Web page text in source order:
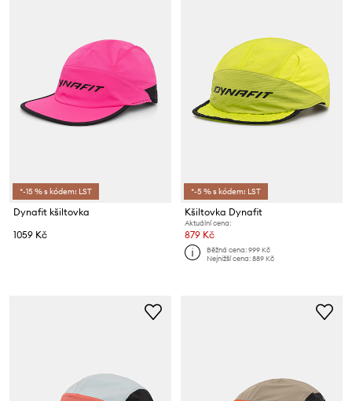
*-15 % s kódem: LST
Dynafit kšiltovka
1059 Kč
*-5 % s kódem: LST
Kšiltovka Dynafit
Aktuální cena:
879 Kč
Běžná cena:999 Kč
Nejnižší cena:889 Kč